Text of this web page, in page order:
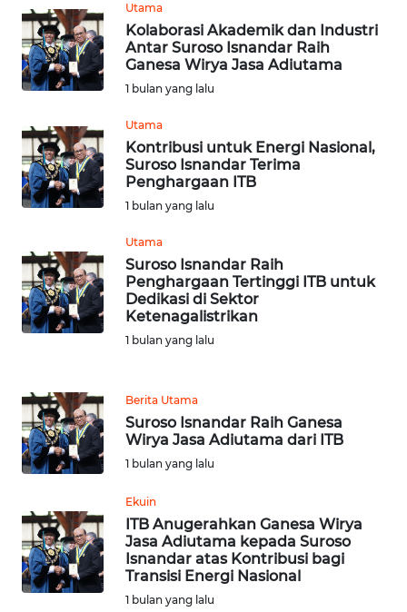
Utama
Kolaborasi Akademik dan Industri
Antar Suroso Isnandar Raih
Ganesa Wirya Jasa Adiutama
1 bulan yang lalu
Utama
Kontribusi untuk Energi Nasional,
Suroso Isnandar Terima
Penghargaan ITB
1 bulan yang lalu
Utama
Suroso Isnandar Raih
Penghargaan Tertinggi ITB untuk
Dedikasi di Sektor
Ketenagalistrikan
1 bulan yang lalu
Berita Utama
Suroso Isnandar Raih Ganesa
Wirya Jasa Adiutama dari ITB
1 bulan yang lalu
Ekuin
ITB Anugerahkan Ganesa Wirya
Jasa Adiutama kepada Suroso
Isnandar atas Kontribusi bagi
Transisi Energi Nasional
1 bulan yang lalu
Regional
WN
SUMUT
WN
JAKARTA
WN
WN
BANTEN
WN
WN
KEPRI
WN
WN
PAPUA
BARAT